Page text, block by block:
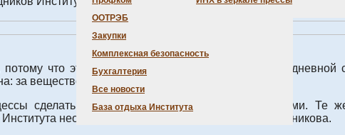
ООТРЭБ
Закупки
Комплексная безопасность
Бухгалтерия
Все новости
База отдыха Института
что это способ искусственно моделировать
за веществом будущее диагностической медицины.
сделать более удобными, более эффективными. Те
неорганической химии СО РАН Анна Овчинникова.